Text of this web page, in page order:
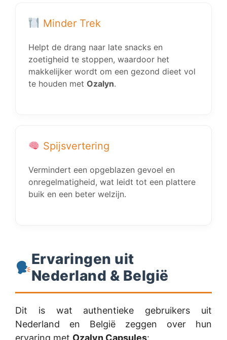
Minder Trek
Helpt de drang naar late snacks en
zoetigheid te stoppen, waardoor het
makkelijker wordt om een gezond dieet vol
te houden met Ozalyn.
Spijsvertering
Vermindert een opgeblazen gevoel en
onregelmatigheid, wat leidt tot een plattere
buik en een beter welzijn.
Ervaringen uit
Nederland & België
Dit is wat authentieke gebruikers uit
Nederland en België zeggen over hun
ervaring met Ozalyn Capsules: